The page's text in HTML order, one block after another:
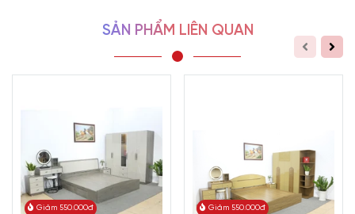
là sự kết hợp đặc sắc
nội thất phòng ngủ gỗ công nghiệpthiết yếu
nhưng thiết kế độc đáo, mang điểm nhấn hiện đại vào tổng thể
Bộ combo được xem như tác phẩm nghệ thuật thú vị, gắn kết mọi
thứ lại với nhau, khiến căn phòng có nét hào nhoáng, cuốn hút lạ
kỳ. Kết hợp ánh sáng và cách decor phòng ngủ hợp lý, không ít
người sẽ xuýt xoa, khen ngợi khi có dịp nhìn thấy góc riêng tư
sang xịn “chuẩn không cần chỉnh” của bạn.
SẢN PHẨM LIÊN QUAN
Giảm 550.000đ Giảm 550.000đ